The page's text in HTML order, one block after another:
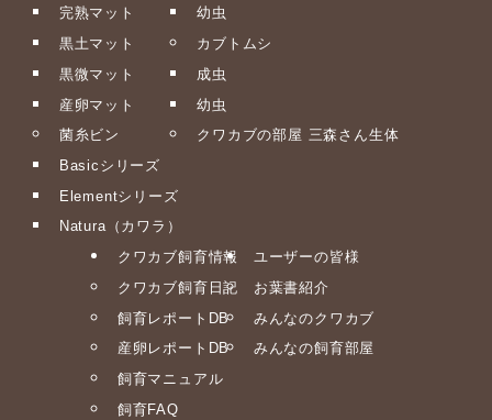
完熟マット
黒土マット
黒微マット
産卵マット
菌糸ビン
Basicシリーズ
Elementシリーズ
Natura（カワラ）
幼虫
カブトムシ
成虫
幼虫
クワカブの部屋 三森さん生体
クワカブ飼育情報
クワカブ飼育日記
飼育レポートDB
産卵レポートDB
飼育マニュアル
飼育FAQ
ユーザーの皆様
お葉書紹介
みんなのクワカブ
みんなの飼育部屋